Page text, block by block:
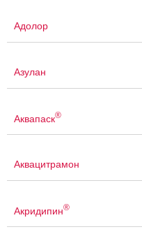
Адолор
Азулан
Аквапаск®
Аквацитрамон
Акридипин®